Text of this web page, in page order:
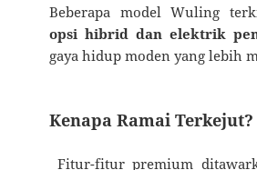
Beberapa model Wuling
opsi hibrid dan elektrik
gaya hidup moden yang lebih
Kenapa Ramai Terkejut?
Fitur-fitur premium